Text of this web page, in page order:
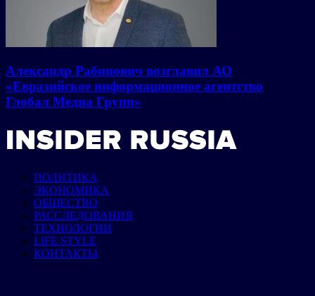
Александр Рабинович возглавил АО
«Евразийское информационное агентство
Глобал Медиа Групп»
ПОЛИТИКА
ЭКОНОМИКА
ОБЩЕСТВО
РАССЛЕДОВАНИЯ
ТЕХНОЛОГИИ
LIFE STYLE
КОНТАКТЫ